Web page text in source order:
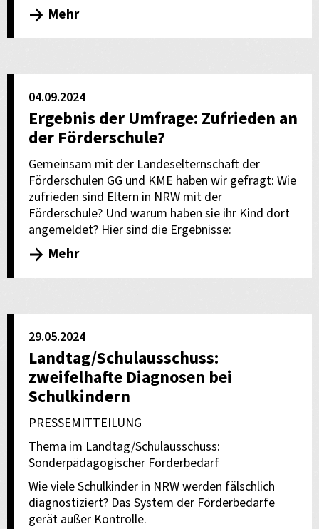
Mehr
04.09.2024
Ergebnis der Umfrage: Zufrieden an
der Förderschule?
Gemeinsam mit der Landeselternschaft der
Förderschulen GG und KME haben wir gefragt: Wie
zufrieden sind Eltern in NRW mit der
Förderschule? Und warum haben sie ihr Kind dort
angemeldet? Hier sind die Ergebnisse:
Mehr
29.05.2024
Landtag/Schulausschuss:
zweifelhafte Diagnosen bei
Schulkindern
PRESSEMITTEILUNG
Thema im Landtag/Schulausschuss:
Sonderpädagogischer Förderbedarf
Wie viele Schulkinder in NRW werden fälschlich
diagnostiziert? Das System der Förderbedarfe
gerät außer Kontrolle.